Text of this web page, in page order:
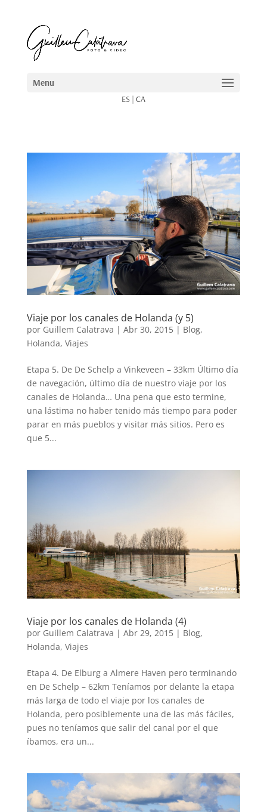
ES| CA
Viaje por los canales de Holanda (y 5)
por Guillem Calatrava | Abr 30, 2015| Blog,
Holanda, Viajes
Etapa 5. De De Schelp a Vinkeveen – 33km Último día
de navegación, último día de nuestro viaje por los
canales de Holanda… Una pena que esto termine,
una lástima no haber tenido más tiempo para poder
parar en más pueblos y visitar más sitios. Pero es
que 5...
Viaje por los canales de Holanda (4)
por Guillem Calatrava | Abr 29, 2015| Blog,
Holanda, Viajes
Etapa 4. De Elburg a Almere Haven pero terminando
en De Schelp – 62km Teníamos por delante la etapa
más larga de todo el viaje por los canales de
Holanda, pero posiblemente una de las más fáciles,
pues no teníamos que salir del canal por el que
íbamos, era un...